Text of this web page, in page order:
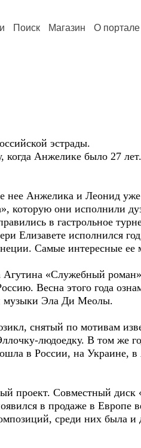
Поиск Магазин О портале
эстрады.
когда Анжелике было 27
нее Анжелика и Леонид
которую они исполнили
в гастрольное
Елизавете исполнился
Самые интересные
Агутина «Служебный
Весна этого года
музыки Эла Ди Меолы.
снятый по мотивам
людоедку. В том же
в России, на Украине, в
проект. Совместный диск
в продаже в Европе
среди них была и